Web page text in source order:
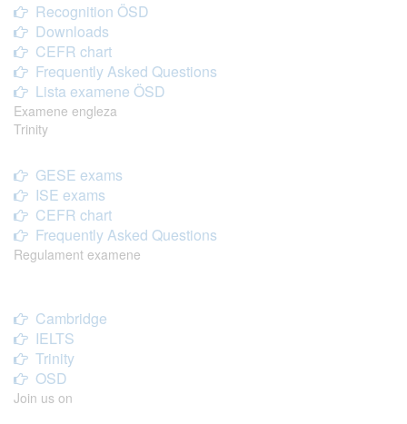
Recognition ÖSD
Downloads
CEFR chart
Frequently Asked Questions
Lista examene ÖSD
Examene engleza
Trinity
GESE exams
ISE exams
CEFR chart
Frequently Asked Questions
Regulament examene
Cambridge
IELTS
Trinity
OSD
Join us on